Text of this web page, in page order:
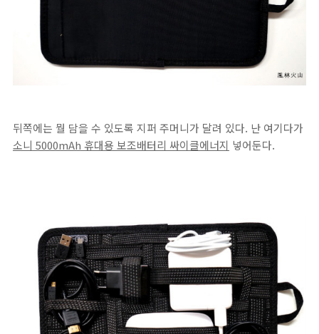
뒤쪽에는 뭘 담을 수 있도록 지퍼 주머니가 달려 있다. 난 여기다가
소니 5000mAh 휴대용 보조배터리 싸이클에너지 넣어둔다.